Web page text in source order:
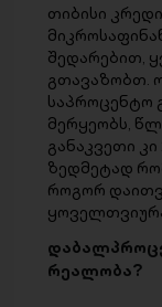
თიბისი
შედარებით,
გთავაზობთ.
საპროცენტო
მერყეობს,
განაკვეთი
ზედმეტად
როგორ
რეალობა?